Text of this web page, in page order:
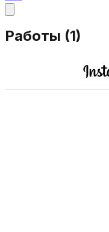
Работы (1)